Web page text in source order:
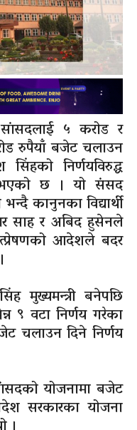
सांसदलाई ५ करोड र
रुपैयाँ बजेट चलाउन
निर्णयविरुद्ध
भएको छ । यो संसद
कानुनका विद्यार्थी
साह र अबिद हुसेनले
आदेशले बदर
मुख्यमन्त्री बनेपछि
९ वटा निर्णय गरेका
चलाउन दिने निर्णय
योजनामा बजेट
सरकारका योजना